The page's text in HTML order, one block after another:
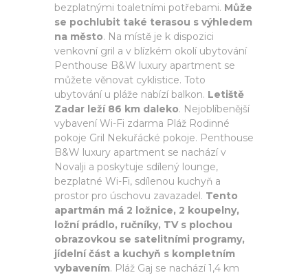
bezplatnými toaletními potřebami. Může
se pochlubit také terasou s výhledem
na město. Na místě je k dispozici
venkovní gril a v blízkém okolí ubytování
Penthouse B&W luxury apartment se
můžete věnovat cyklistice. Toto
ubytování u pláže nabízí balkon. Letiště
Zadar leží 86 km daleko. Nejoblíbenější
vybavení Wi-Fi zdarma Pláž Rodinné
pokoje Gril Nekuřácké pokoje. Penthouse
B&W luxury apartment se nachází v
Novalji a poskytuje sdílený lounge,
bezplatné Wi-Fi, sdílenou kuchyň a
prostor pro úschovu zavazadel. Tento
apartmán má 2 ložnice, 2 koupelny,
ložní prádlo, ručníky, TV s plochou
obrazovkou se satelitními programy,
jídelní část a kuchyň s kompletním
vybavením. Pláž Gaj se nachází 1,4 km